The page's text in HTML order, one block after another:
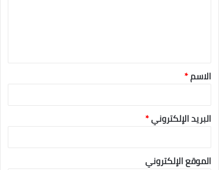
الاسم*
البريد الإلكتروني*
الموقع الإلكتروني